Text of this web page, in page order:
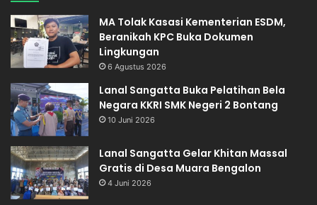
MA Tolak Kasasi Kementerian ESDM,
Beranikah KPC Buka Dokumen
Lingkungan
6 Agustus 2026
Lanal Sangatta Buka Pelatihan Bela
Negara KKRI SMK Negeri 2 Bontang
10 Juni 2026
Lanal Sangatta Gelar Khitan Massal
Gratis di Desa Muara Bengalon
4 Juni 2026